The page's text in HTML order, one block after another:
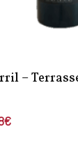
–
€